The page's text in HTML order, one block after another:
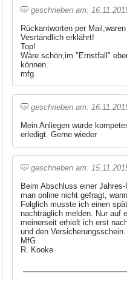
geschrieben am:
Rückantworten per
Vesrtändlich erklährt!
Top!
Wäre schön,im "Ernstfall"
können.
mfg
geschrieben am:
Mein Anliegen wurde
erledigt. Gerne wieder
geschrieben am:
Beim Abschluss einer
man online nicht gefragt,
Folglich musste ich einen
nachträglich melden. Nur auf
meinerseit erhielt ich erst
und den Versicherungsschein.
MfG
R. Kooke